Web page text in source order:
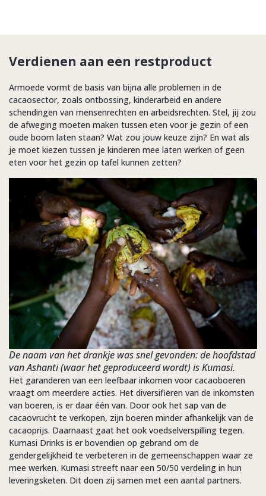
Verdienen aan een restproduct
Armoede vormt de basis van bijna alle problemen in de
cacaosector, zoals ontbossing, kinderarbeid en andere
schendingen van mensenrechten en arbeidsrechten. Stel, jij zou
de afweging moeten maken tussen eten voor je gezin of een
oude boom laten staan? Wat zou jouw keuze zijn? En wat als
je moet kiezen tussen je kinderen mee laten werken of geen
eten voor het gezin op tafel kunnen zetten?
De naam van het drankje was snel gevonden: de hoofdstad
van Ashanti (waar het geproduceerd wordt) is Kumasi.
Het garanderen van een leefbaar inkomen voor cacaoboeren
vraagt om meerdere acties. Het diversifiëren van de inkomsten
van boeren, is er daar één van. Door ook het sap van de
cacaovrucht te verkopen, zijn boeren minder afhankelijk van de
cacaoprijs. Daarnaast gaat het ook voedselverspilling tegen.
Kumasi Drinks is er bovendien op gebrand om de
gendergelijkheid te verbeteren in de gemeenschappen waar ze
mee werken. Kumasi streeft naar een 50/50 verdeling in hun
leveringsketen. Dit doen zij samen met een aantal partners.